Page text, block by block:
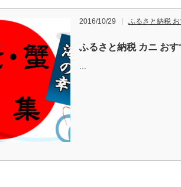
2016/10/29 ふるさと納税
ふるさと納税 カニ おす
…